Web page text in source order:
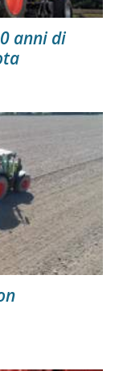
anni di